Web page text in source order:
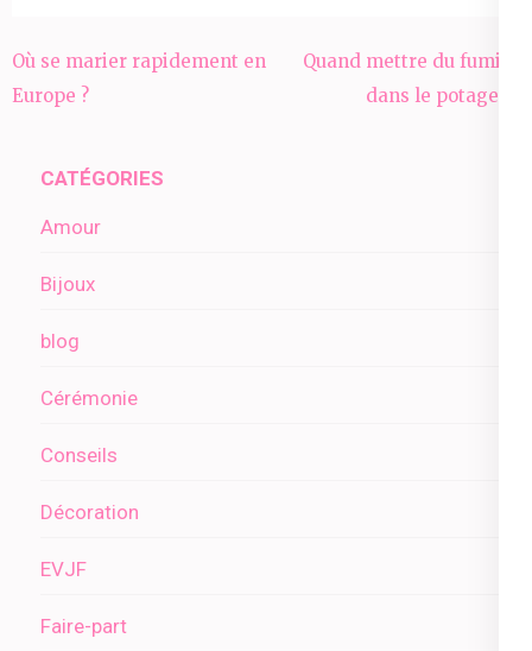
Navigation
de
Où se marier rapidement en
Europe ?
Quand mettre du fumier
dans le potager ?
CATÉGORIES
Amour
Bijoux
blog
Cérémonie
Conseils
Décoration
EVJF
Faire-part